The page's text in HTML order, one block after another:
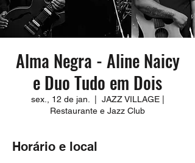
Alma Negra - Aline Naicy
e Duo Tudo em Dois
sex., 12 de jan.
JAZZ VILLAGE |
Restaurante e Jazz Club
Horário e local